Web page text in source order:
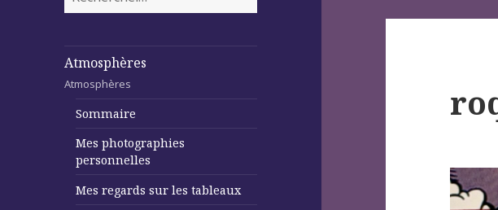
Atmosphères
Atmosphères
Sommaire
Mes photographies
personnelles
Mes regards sur les tableaux